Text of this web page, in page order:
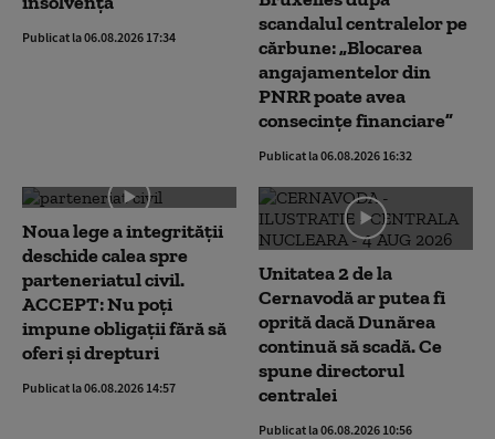
Publicat la 06.08.2026 17:34
scandalul centralelor pe
cărbune: „Blocarea
angajamentelor din
PNRR poate avea
consecințe financiare”
Publicat la 06.08.2026 16:32
Noua lege a integrității
deschide calea spre
parteneriatul civil.
ACCEPT: Nu poți
impune obligații fără să
oferi și drepturi
Publicat la 06.08.2026 14:57
Unitatea 2 de la
Cernavodă ar putea fi
oprită dacă Dunărea
continuă să scadă. Ce
spune directorul
centralei
Publicat la 06.08.2026 10:56